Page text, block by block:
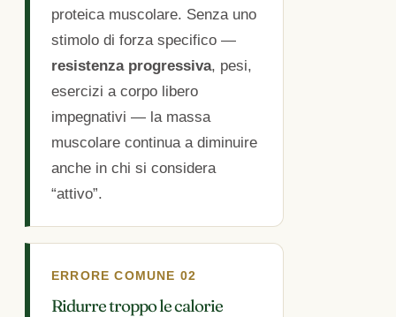
proteica muscolare. Senza uno
stimolo di forza specifico —
resistenza progressiva, pesi,
esercizi a corpo libero
impegnativi — la massa
muscolare continua a diminuire
anche in chi si considera
“attivo”.
ERRORE COMUNE 02
Ridurre troppo le calorie